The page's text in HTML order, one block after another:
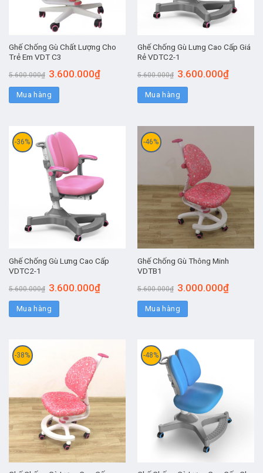
Ghế Chống Gù Chất Lượng Cho
Trẻ Em VDT C3
5.600.000₫ 3.600.000₫
Mua hàng
Ghế Chống Gù Lưng Cao Cấp Giá
Rẻ VDTC2-1
5.600.000₫ 3.600.000₫
Mua hàng
-36%
Ghế Chống Gù Lưng Cao Cấp
VDTC2-1
5.600.000₫ 3.600.000₫
Mua hàng
-46%
Ghế Chống Gù Thông Minh
VDTB1
5.600.000₫ 3.000.000₫
Mua hàng
-38% -48%